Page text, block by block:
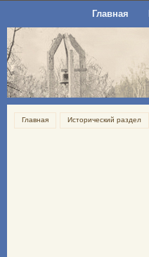
Главная
Главная Исторический раздел